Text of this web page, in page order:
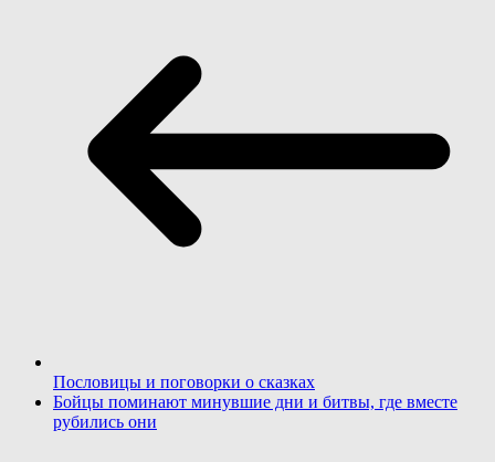
Пословицы и поговорки о сказках
Бойцы поминают минувшие дни и битвы, где вместе
рубились они